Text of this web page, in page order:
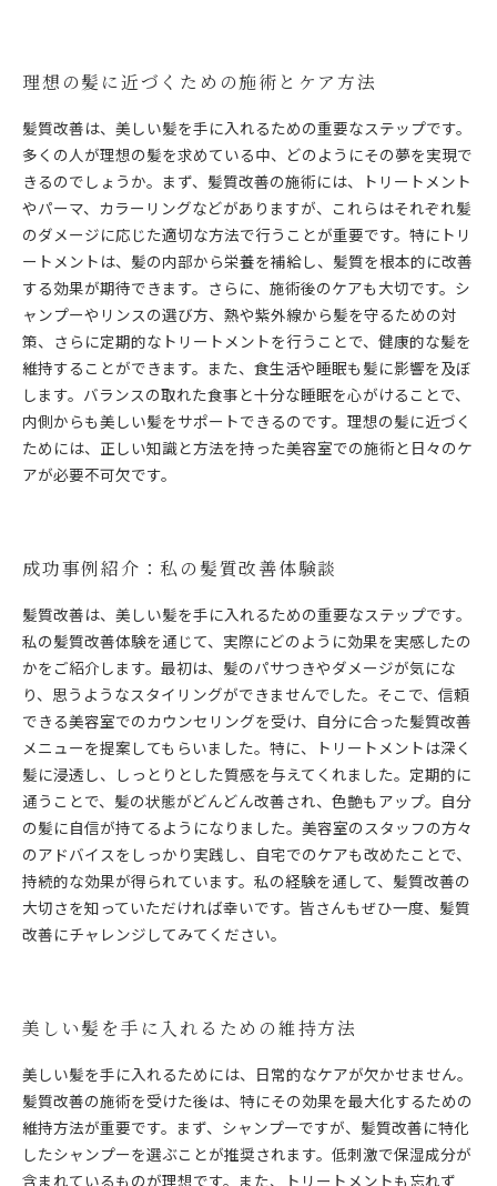
理想の髪に近づくための施術とケア方法
髪質改善は、美しい髪を手に入れるための重要なステップです。
多くの人が理想の髪を求めている中、どのようにその夢を実現で
きるのでしょうか。まず、髪質改善の施術には、トリートメント
やパーマ、カラーリングなどがありますが、これらはそれぞれ髪
のダメージに応じた適切な方法で行うことが重要です。特にトリ
ートメントは、髪の内部から栄養を補給し、髪質を根本的に改善
する効果が期待できます。さらに、施術後のケアも大切です。シ
ャンプーやリンスの選び方、熱や紫外線から髪を守るための対
策、さらに定期的なトリートメントを行うことで、健康的な髪を
維持することができます。また、食生活や睡眠も髪に影響を及ぼ
します。バランスの取れた食事と十分な睡眠を心がけることで、
内側からも美しい髪をサポートできるのです。理想の髪に近づく
ためには、正しい知識と方法を持った美容室での施術と日々のケ
アが必要不可欠です。
成功事例紹介：私の髪質改善体験談
髪質改善は、美しい髪を手に入れるための重要なステップです。
私の髪質改善体験を通じて、実際にどのように効果を実感したの
かをご紹介します。最初は、髪のパサつきやダメージが気にな
り、思うようなスタイリングができませんでした。そこで、信頼
できる美容室でのカウンセリングを受け、自分に合った髪質改善
メニューを提案してもらいました。特に、トリートメントは深く
髪に浸透し、しっとりとした質感を与えてくれました。定期的に
通うことで、髪の状態がどんどん改善され、色艶もアップ。自分
の髪に自信が持てるようになりました。美容室のスタッフの方々
のアドバイスをしっかり実践し、自宅でのケアも改めたことで、
持続的な効果が得られています。私の経験を通して、髪質改善の
大切さを知っていただければ幸いです。皆さんもぜひ一度、髪質
改善にチャレンジしてみてください。
美しい髪を手に入れるための維持方法
美しい髪を手に入れるためには、日常的なケアが欠かせません。
髪質改善の施術を受けた後は、特にその効果を最大化するための
維持方法が重要です。まず、シャンプーですが、髪質改善に特化
したシャンプーを選ぶことが推奨されます。低刺激で保湿成分が
含まれているものが理想です。また、トリートメントも忘れず